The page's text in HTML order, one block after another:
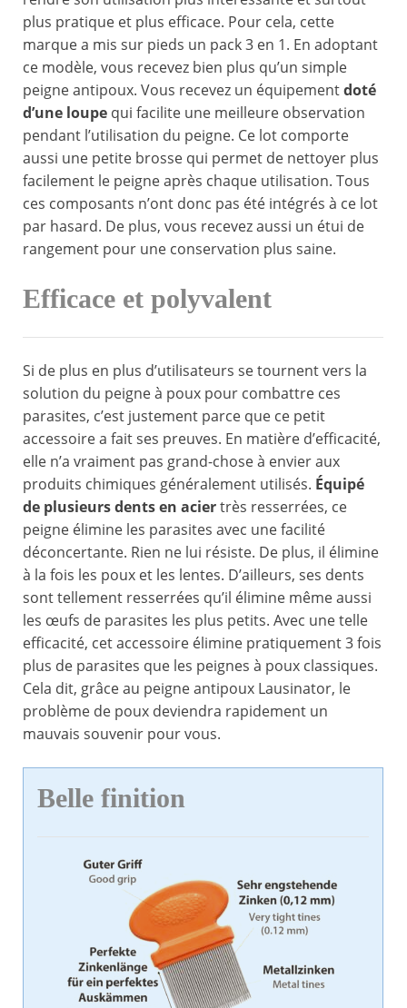
plus pratique et plus efficace. Pour cela, cette
marque a mis sur pieds un pack 3 en 1. En adoptant
ce modèle, vous recevez bien plus qu’un simple
peigne antipoux. Vous recevez un équipementdoté
d’une loupe qui facilite une meilleure observation
pendant l’utilisation du peigne. Ce lot comporte
aussi une petite brosse qui permet de nettoyer plus
facilement le peigne après chaque utilisation. Tous
ces composants n’ont donc pas été intégrés à ce lot
par hasard. De plus, vous recevez aussi un étui de
rangement pour une conservation plus saine.
Efficace et polyvalent
Si de plus en plus d’utilisateurs se tournent vers la
solution du peigne à poux pour combattre ces
parasites, c’est justement parce que ce petit
accessoire a fait ses preuves. En matière d’efficacité,
elle n’a vraiment pas grand-chose à envier aux
produits chimiques généralement utilisés. Équipé
de plusieurs dents en aciertrès resserrées, ce
peigne élimine les parasites avec une facilité
déconcertante. Rien ne lui résiste. De plus, il élimine
à la fois les poux et les lentes. D’ailleurs, ses dents
sont tellement resserrées qu’il élimine même aussi
les œufs de parasites les plus petits. Avec une telle
efficacité, cet accessoire élimine pratiquement 3 fois
plus de parasites que les peignes à poux classiques.
Cela dit, grâce au peigne antipoux Lausinator, le
problème de poux deviendra rapidement un
mauvais souvenir pour vous.
Belle finition